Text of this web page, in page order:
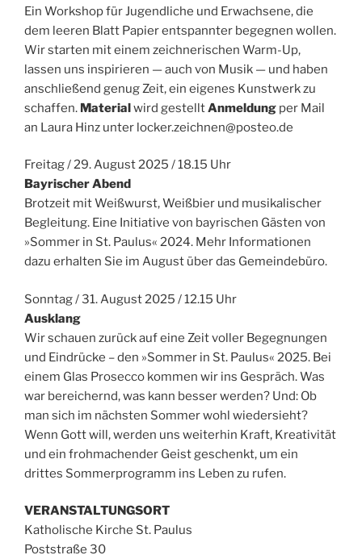
Ein Workshop für Jugendliche und Erwachsene, die
dem leeren Blatt Papier entspannter begegnen wollen.
Wir starten mit einem zeichnerischen Warm-Up,
lassen uns inspirieren — auch von Musik — und haben
anschließend genug Zeit, ein eigenes Kunstwerk zu
schaffen. Materialwird gestelltAnmeldung per Mail
an Laura Hinz unter locker.zeichnen@posteo.de
Freitag / 29. August 2025 / 18.15 Uhr
Bayrischer Abend
Brotzeit mit Weißwurst, Weißbier und musikalischer
Begleitung. Eine Initiative von bayrischen Gästen von
»Sommer in St. Paulus« 2024. Mehr Informationen
dazu erhalten Sie im August über das Gemeindebüro.
Sonntag / 31. August 2025 / 12.15 Uhr
Ausklang
Wir schauen zurück auf eine Zeit voller Begegnungen
und Eindrücke – den »Sommer in St. Paulus« 2025. Bei
einem Glas Prosecco kommen wir ins Gespräch. Was
war bereichernd, was kann besser werden? Und: Ob
man sich im nächsten Sommer wohl wiedersieht?
Wenn Gott will, werden uns weiterhin Kraft, Kreativität
und ein frohmachender Geist geschenkt, um ein
drittes Sommerprogramm ins Leben zu rufen.
VERANSTALTUNGSORT
Katholische Kirche St. Paulus
Poststraße 30